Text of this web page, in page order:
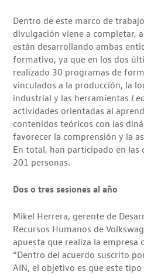
Dentro de este marco de
divulgación viene a completar,
están desarrollando ambas
formativo, ya que en los dos
realizado 30 programas de
vinculados a la producción, la
industrial y las herramientas
actividades orientadas al
contenidos teóricos con las
favorecer la comprensión y la
En total, han participado en las
201 personas.
Dos o tres sesiones al año
Mikel Herrera, gerente de
Recursos Humanos de
apuesta que realiza la empresa
“Dentro del acuerdo suscrito
AIN, el objetivo es que este